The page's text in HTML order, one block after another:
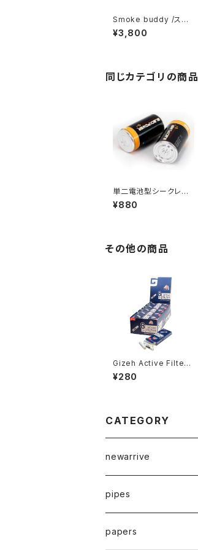
Smoke buddy /スモ
ークバディ/レギュラーサ
イズ/ハンディエアフレッ
¥3,800
同じカテゴリの商品
単二電池型シークレット
BOX セーフティーBOX
¥880
その他の商品
Gizeh Active Filter
Activated Charcoal
Filters 8mm
¥280
CATEGORY
newarrive
pipes
waterpipe
papers